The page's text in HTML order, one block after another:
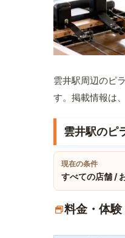
雲井駅周辺のピ
す。掲載情報は
雲井駅のピ
現在の条件
すべての店舗 /
料金・体